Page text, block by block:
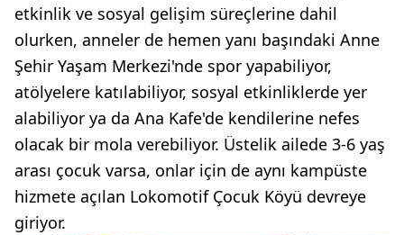
etkinlik ve sosyal gelişim süreçlerine dahil
olurken, anneler de hemen yanı başındaki Anne
Şehir Yaşam Merkezi'nde spor yapabiliyor,
atölyelere katılabiliyor, sosyal etkinliklerde yer
alabiliyor ya da Ana Kafe'de kendilerine nefes
olacak bir mola verebiliyor. Üstelik ailede 3-6 yaş
arası çocuk varsa, onlar için de aynı kampüste
hizmete açılan Lokomotif Çocuk Köyü devreye
giriyor.